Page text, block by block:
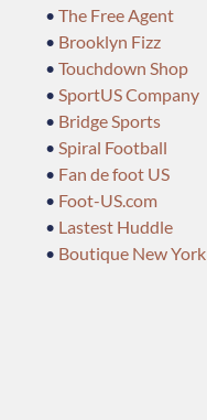
• The Free Agent
• Brooklyn Fizz
• Touchdown Shop
• SportUS Company
• Bridge Sports
• Spiral Football
• Fan de foot US
• Foot-US.com
• Lastest Huddle
• Boutique New York